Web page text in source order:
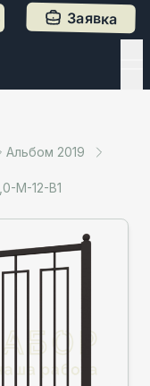
Заявка
Альбом 2019
М-12-В1